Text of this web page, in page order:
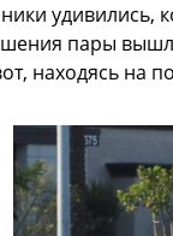
удивились,
пары
находясь на